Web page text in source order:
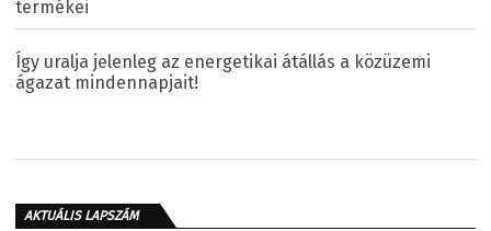
termékei
Így uralja jelenleg az energetikai átállás a közüzemi
ágazat mindennapjait!
AKTUÁLIS LAPSZÁM